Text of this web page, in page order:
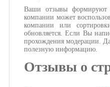
Ваши отзывы формируют
компании может
компании или
обновляется. Если Вы
прохождения модерации.
полезную информацию.
Отзывы о